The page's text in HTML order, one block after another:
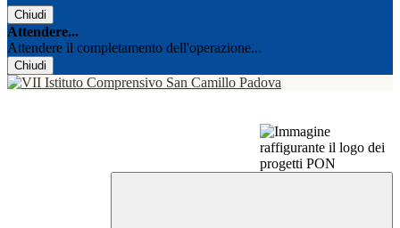
Chiudi
Attendere...
Attendere il completamento dell'operazione...
Chiudi